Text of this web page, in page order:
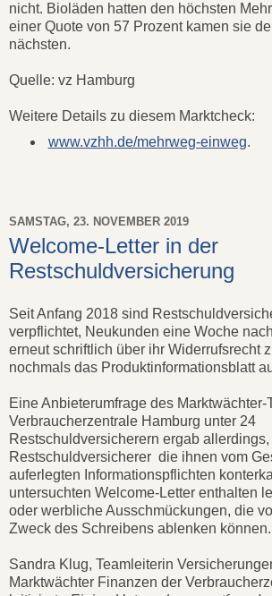
nicht. Bioläden hatten den höchsten
einer Quote von 57 Prozent kamen sie
nächsten.
Quelle: vz Hamburg
Weitere Details zu diesem Marktcheck:
www.vzhh.de/mehrweg-einweg.
SAMSTAG, 23. NOVEMBER 2019
Welcome-Letter in der
Restschuldversicherung
Seit Anfang 2018 sind
verpflichtet, Neukunden eine Woche
erneut schriftlich über ihr Widerrufsrecht
nochmals das Produktinformationsblatt
Eine Anbieterumfrage des Marktwächter-
Verbraucherzentrale Hamburg unter 24
Restschuldversicherern ergab
Restschuldversicherer die ihnen vom
auferlegten Informationspflichten
untersuchten Welcome-Letter enthalten
oder werbliche Ausschmückungen, die
Zweck des Schreibens ablenken können.
Sandra Klug, Teamleiterin
Marktwächter Finanzen der